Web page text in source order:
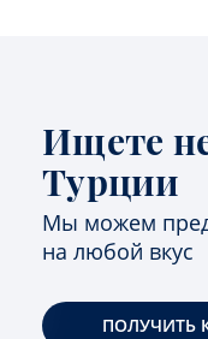
Ищете
Турции
Мы можем
на любой вкус
ПОЛУЧИТЬ